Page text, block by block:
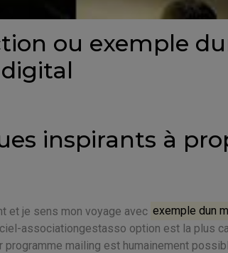
ou exemple
inspirants à
et je sens mon voyage avec exemple dun
associationgestasso option est la plus
programme mailing est humainement